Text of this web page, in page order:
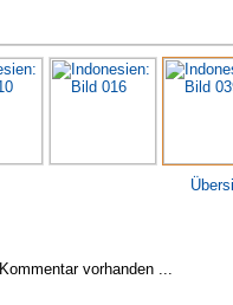
vorhanden ...